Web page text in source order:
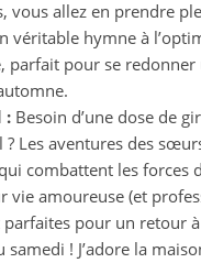
vous allez en prendre
véritable hymne à
parfait pour se
: Besoin d’une dose de
? Les aventures des
combattent les forces
vie amoureuse (et
parfaites pour un retour à
samedi ! J’adore la